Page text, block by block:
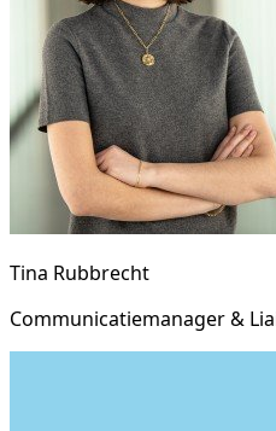
Tina Rubbrecht
Communicatiemanager &